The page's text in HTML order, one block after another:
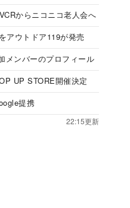
からニコニコ老人会へ
アウトドア119が発売
メンバーのプロフィール
UP STORE開催決定
提携
22:15更新